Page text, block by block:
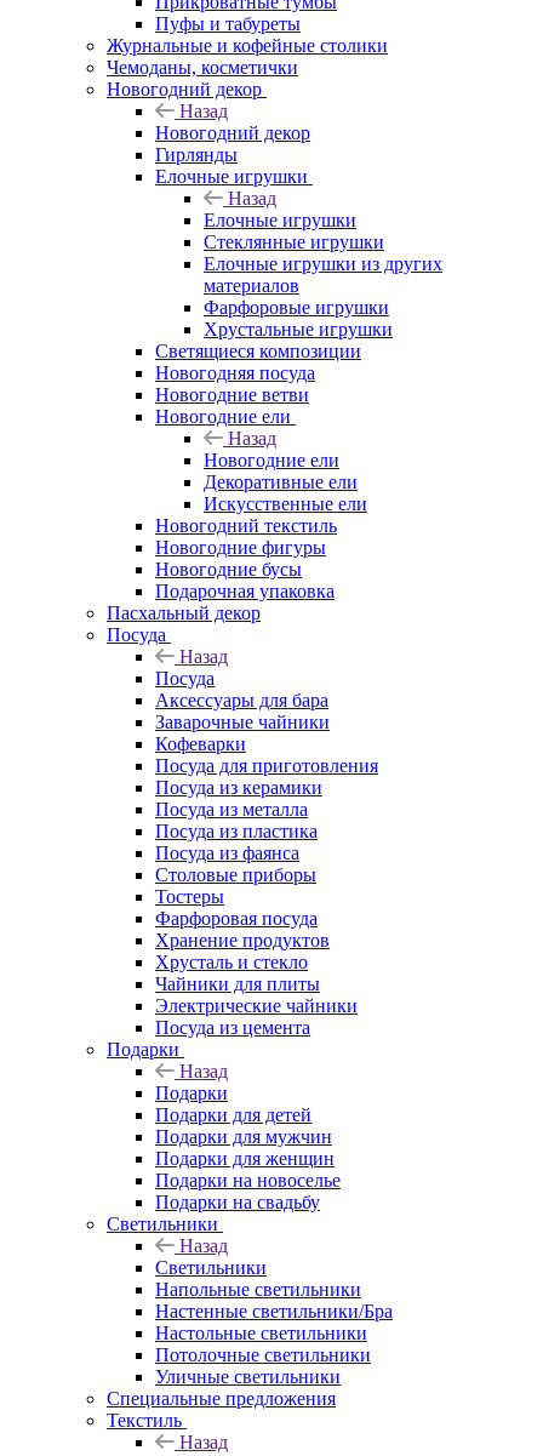
Пуфы и табуреты
Журнальные и кофейные столики
Чемоданы, косметички
Новогодний декор
Назад
Новогодний декор
Гирлянды
Елочные игрушки
Назад
Елочные игрушки
Стеклянные игрушки
Елочные игрушки из других
материалов
Фарфоровые игрушки
Хрустальные игрушки
Светящиеся композиции
Новогодняя посуда
Новогодние ветви
Новогодние ели
Назад
Новогодние ели
Декоративные ели
Искусственные ели
Новогодний текстиль
Новогодние фигуры
Новогодние бусы
Подарочная упаковка
Пасхальный декор
Посуда
Назад
Посуда
Аксессуары для бара
Заварочные чайники
Кофеварки
Посуда для приготовления
Посуда из керамики
Посуда из металла
Посуда из пластика
Посуда из фаянса
Столовые приборы
Тостеры
Фарфоровая посуда
Хранение продуктов
Хрусталь и стекло
Чайники для плиты
Электрические чайники
Посуда из цемента
Подарки
Назад
Подарки
Подарки для детей
Подарки для мужчин
Подарки для женщин
Подарки на новоселье
Подарки на свадьбу
Светильники
Назад
Светильники
Напольные светильники
Настенные светильники/Бра
Настольные светильники
Потолочные светильники
Уличные светильники
Специальные предложения
Текстиль
Назад